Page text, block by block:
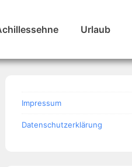
Urlaub
Impressum
Datenschutzerklärung